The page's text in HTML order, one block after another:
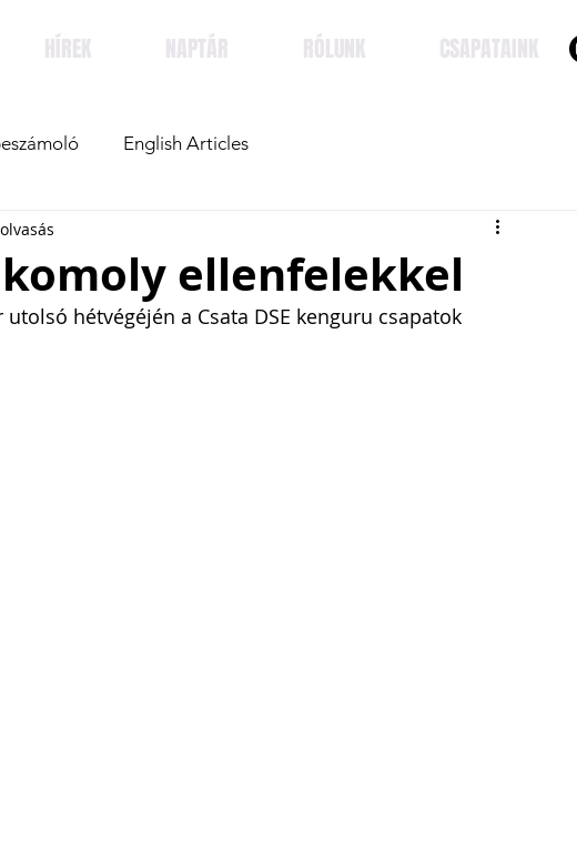
HÍREK NAPTÁR RÓLUNK CSAPATAINK
English Articles
ellenfelekkel
hétvégéjén a Csata DSE kenguru csapatok